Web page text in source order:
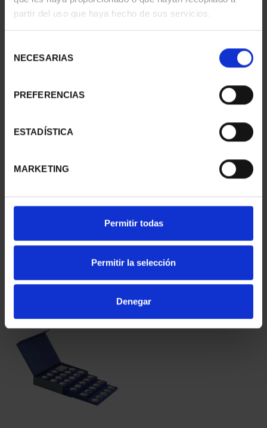
partir del uso que haya hecho de sus servicios.
NECESARIAS
PREFERENCIAS
ESTADÍSTICA
MARKETING
Permitir todas
Permitir la selección
Denegar
CAPITALES DE
PROVINCIA 1
949,00 €
Sólo para usuarios
registrados
CAPITALES DE
PROVINCIA 2
949,00 €
Sólo para usuarios
registrados
PROVINCIA 3
registrados
PROVINCIA 4
registrados